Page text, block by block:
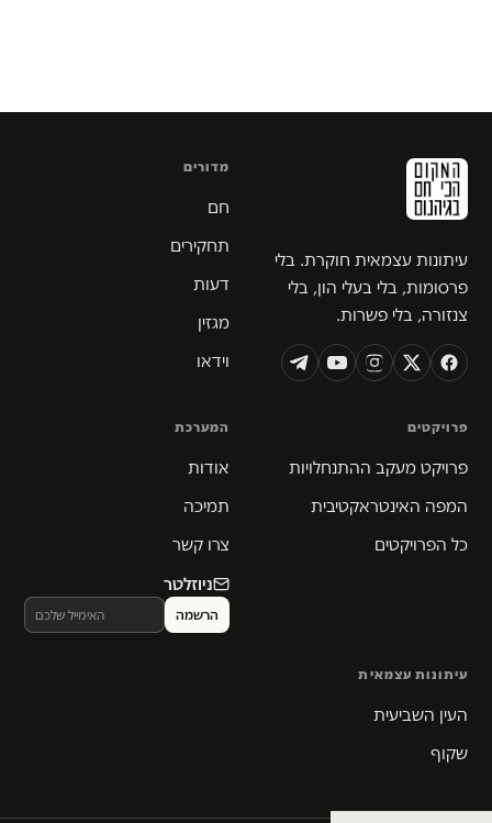
עיתונות עצמאית חוקרת. בלי
פרסומות, בלי בעלי הון, בלי
צנזורה, בלי פשרות.
מדורים
חם
תחקירים
דעות
מגזין
וידאו
פרויקטים
פרויקט מעקב ההתנחלויות
המפה האינטראקטיבית
כל הפרויקטים
המערכת
אודות
תמיכה
צרו קשר
ניוזלטר
עיתונות עצמאית
העין השביעית
שקוף